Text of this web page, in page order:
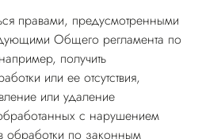
правами, предусмотренными
Общего регламента по
получить
или ее отсутствия,
или удаление
с нарушением
обработки по законным